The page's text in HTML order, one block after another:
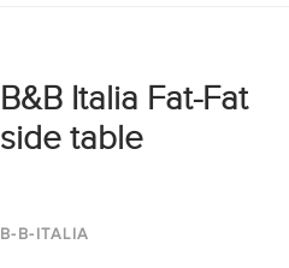
B&B Italia Fat-Fat
side table
B-B-ITALIA